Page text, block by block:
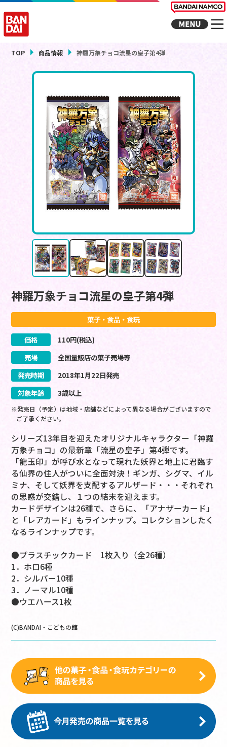
TOP 商品情報 神羅万象チョコ流星の皇子第4弾
神羅万象チョコ流星の皇子第4弾
菓子・食品・食玩
価格 110円(税込)
売場
全国量販店の菓子売場等
発売時期
2018年1月22日発売
対象年齢
3歳以上
※発売日（予定）は地域・店舗などによって異なる場合がございますので
ご了承ください。
シリーズ13年目を迎えたオリジナルキャラクター「神羅
万象チョコ」の最新章「流星の皇子」第4弾です。
「龍玉印」が呼び水となって現れた妖界と地上に君臨す
る仙界の住人がついに全面対決！ギンガ、シグマ、イル
ミナ、そして妖界を支配するアルザード・・・それぞれ
の思惑が交錯し、１つの結末を迎えます。
カードデザインは26種で、さらに、「アナザーカード」
と「レアカード」もラインナップ。コレクションしたく
なるラインナップです。
●プラスチックカード 1枚入り（全26種）
1．ホロ6種
2．シルバー10種
3．ノーマル10種
●ウエハース1枚
(C)BANDAI・こどもの館